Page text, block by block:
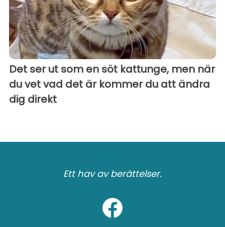
Det ser ut som en söt kattunge, men när
du vet vad det är kommer du att ändra
dig direkt
Ett hav av berättelser.